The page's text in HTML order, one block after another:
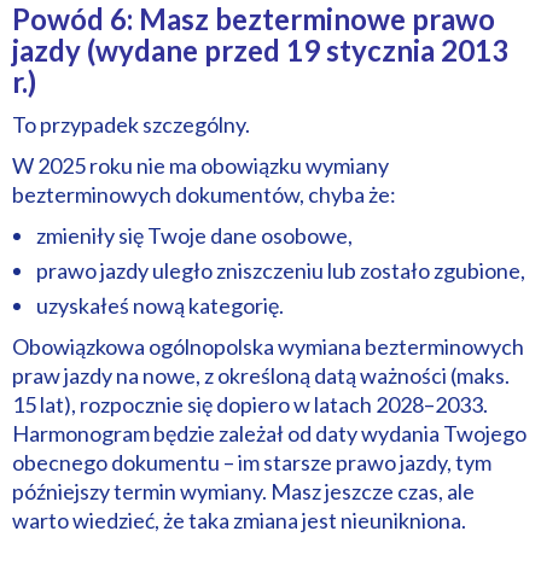
Powód 6: Masz bezterminowe prawo
jazdy (wydane przed 19 stycznia 2013
r.)
To przypadek szczególny.
W 2025 roku nie ma obowiązku wymiany
bezterminowych dokumentów, chyba że:
zmieniły się Twoje dane osobowe,
prawo jazdy uległo zniszczeniu lub zostało zgubione,
uzyskałeś nową kategorię.
Obowiązkowa ogólnopolska wymiana bezterminowych
praw jazdy na nowe, z określoną datą ważności (maks.
15 lat), rozpocznie się dopiero w latach 2028–2033.
Harmonogram będzie zależał od daty wydania Twojego
obecnego dokumentu – im starsze prawo jazdy, tym
późniejszy termin wymiany. Masz jeszcze czas, ale
warto wiedzieć, że taka zmiana jest nieunikniona.